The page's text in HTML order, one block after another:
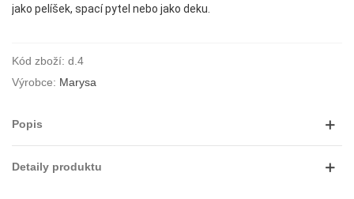
jako pelíšek, spací pytel nebo jako deku.
Kód zboží: d.4
Výrobce: Marysa
Popis
Detaily produktu